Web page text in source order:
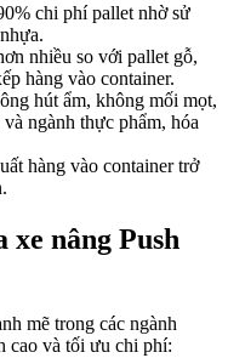
chi phí pallet nhờ sử
nhiều so với pallet gỗ,
hàng vào container.
hút ẩm, không mối mọt,
ngành thực phẩm, hóa
hàng vào container trở
nâng Push
mẽ trong các ngành
cao và tối ưu chi phí: